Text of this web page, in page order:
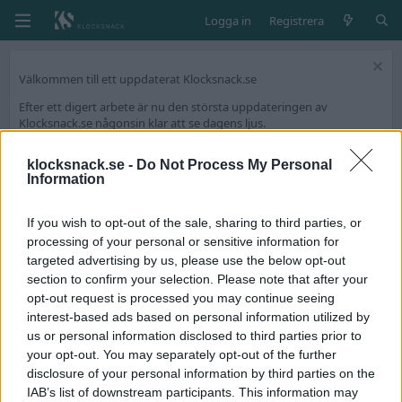
klocksnack.se - Do Not Process My Personal
Information
If you wish to opt-out of the sale, sharing to third parties, or
processing of your personal or sensitive information for
targeted advertising by us, please use the below opt-out
section to confirm your selection. Please note that after your
opt-out request is processed you may continue seeing
interest-based ads based on personal information utilized by
us or personal information disclosed to third parties prior to
your opt-out. You may separately opt-out of the further
disclosure of your personal information by third parties on the
IAB’s list of downstream participants. This information may
Logga in Registrera
Välkommen till ett uppdaterat Klocksnack.se
Efter ett digert arbete är nu den största uppdateringen av
Klocksnack.se någonsin klar att se dagens ljus.
allt fyllt med nya funktioner.
Vi har skapat en tråd på diskussionsdelen för feedback och tekniska
Tack för att ni är med och skapar Skandinaviens bästa klockforum!
/Hook & Leben
Taggar
sportura
Avslutad Seiko Sportura SNAE69P1
Hej, säljer en Seiko Sportura alarm kronograf med ref. SNAE69P1.
Klockan är sparsamt använd, finns inga större report eller dings